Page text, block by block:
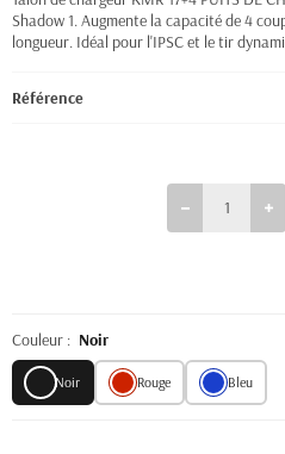
Shadow 1. Augmente la capacité de 4
longueur. Idéal pour l'IPSC et le tir
Référence
Couleur : Noir
Noir Rouge Bleu